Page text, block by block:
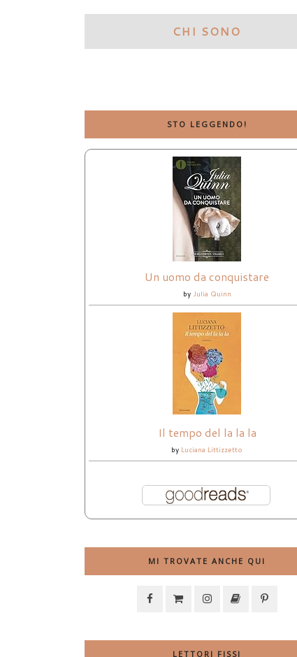
CHI SONO
STO LEGGENDO!
Un uomo da conquistare
by Julia Quinn
Il tempo del la la la
by Luciana Littizzetto
MI TROVATE ANCHE QUI
LETTORI FISSI